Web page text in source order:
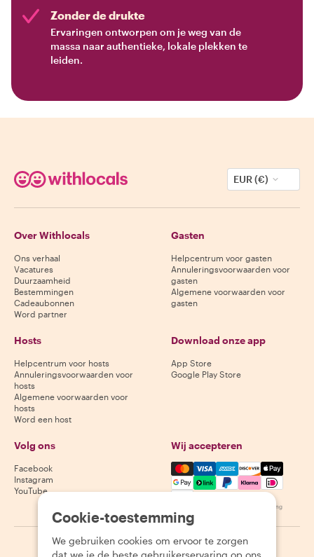
Zonder de drukte
Ervaringen ontworpen om je weg van de
massa naar authentieke, lokale plekken te
leiden.
EUR (€)
Over Withlocals
Ons verhaal
Vacatures
Duurzaamheid
Bestemmingen
Cadeaubonnen
Word partner
Gasten
Helpcentrum voor gasten
Annuleringsvoorwaarden voor
gasten
Algemene voorwaarden voor
gasten
Hosts
Helpcentrum voor hosts
Annuleringsvoorwaarden voor
hosts
Algemene voorwaarden voor
hosts
Word een host
Download onze app
App Store
Google Play Store
Volg ons
Facebook
Instagram
YouTube
Wij accepteren
Mastercard, Visa, Amex,
Beschikbaarheid varieert per bestemming
2026 Withlocals.com Privacybeleid Cookies
Cookie-toestemming
We gebruiken cookies om ervoor te zorgen
dat we je de beste gebruikerservaring op ons